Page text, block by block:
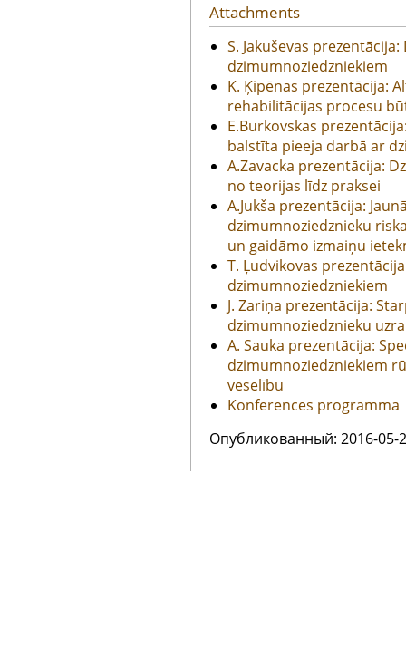
Attachments
S. Jakuševas
dzimumnoziedzniekiem
K. Ķipēnas prezentācija:
rehabilitācijas procesu
E.Burkovskas
balstīta pieeja darbā ar
A.Zavacka prezentācija:
no teorijas līdz praksei
A.Jukša prezentācija:
dzimumnoziedznieku
un gaidāmo izmaiņu
T. Ļudvikovas
dzimumnoziedzniekiem
J. Zariņa prezentācija:
dzimumnoziedznieku
A. Sauka prezentācija:
dzimumnoziedzniekiem
veselību
Konferences programma
Oпубликованный: 2016-05-